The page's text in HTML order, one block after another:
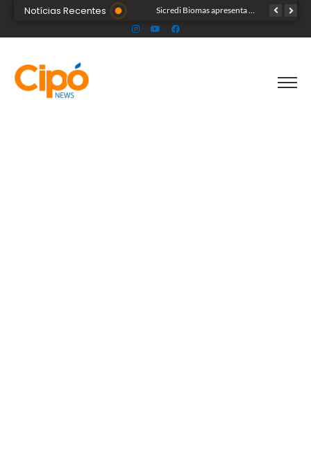
Notícias Recentes
Colégio Militar Tiradentes supera médias estadual e nacional no SAEB e ENEM Acre segue em alerta para casos de síndrome respiratória aguda grave, aponta Fiocruz